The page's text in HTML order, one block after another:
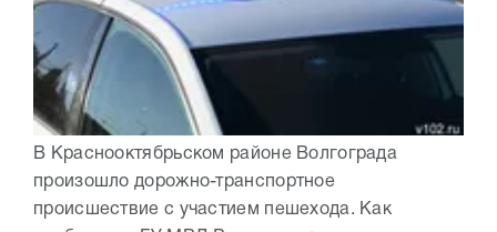
В Краснооктябрьском районе Волгограда
произошло дорожно-транспортное
происшествие с участием пешехода. Как